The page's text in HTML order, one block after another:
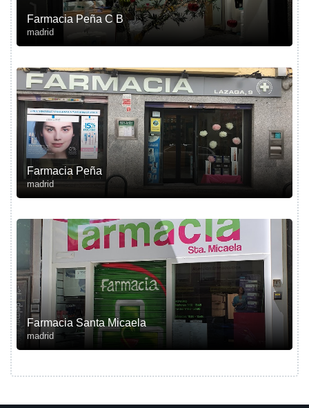
Farmacia Peña C B
madrid
Farmacia Peña
madrid
Farmacia Santa Micaela
madrid